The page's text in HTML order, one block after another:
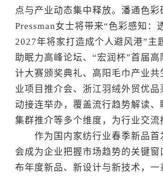
点与产业动态集中释放。潘通色
Pressman女士将带来“色彩感知：
2027年将家打造成个人避风港”主
助眠力高峰论坛、“宏润杯”首届
计大赛颁奖典礼、高阳毛巾产业共
业项目推介会、浙江羽绒外贸优
动接连举办，覆盖流行趋势解读、
集群推介等多个维度，为行业交流
作为国内家纺行业春季新品首
会成为企业把握市场趋势的关键窗
布年度新品、新设计与新技术，